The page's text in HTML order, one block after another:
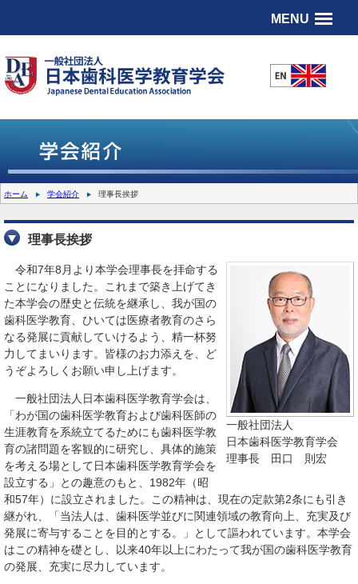
MENU
ホーム 学会紹介 理事長挨拶
理事長挨拶
一般社団法人
日本歯科医学教育学会
理事長 田口 則宏
令和7年8月より本学会理事長を拝命する
ことになりました。これまで築き上げてき
た本学会の歴史と伝統を継承し、我が国の
歯科医学教育、ひいては医療者教育のさら
なる発展に貢献していけるよう、精一杯努
力してまいります。皆様のお力添えを、ど
うぞよろしくお願い申し上げます。
一般社団法人日本歯科医学教育学会は、
「わが国の歯科医学教育および歯科医師の
生涯教育を系統立てるためにも歯科医学教
育の諸問題を客観的に研究し、具体的施策
を考える場として日本歯科医学教育学会を
設立する」との趣意のもと、1982年（昭
和57年）に設立されました。この精神は、現在の定款第2条にも引き
継がれ、「当法人は、歯科医学並びに関連領域の教育向上、充実及び
発展に寄与することを目的とする。」として謳われています。本学会
はこの精神を礎とし、以来40年以上にわたって我が国の歯科医学教育
の発展、充実に尽力しています。